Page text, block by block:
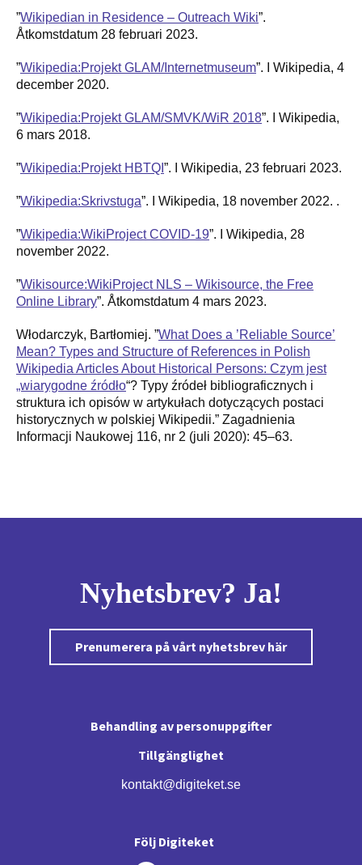
”Wikipedian in Residence – Outreach Wiki”.
Åtkomstdatum 28 februari 2023.
”Wikipedia:Projekt GLAM/Internetmuseum”. I Wikipedia, 4
december 2020.
”Wikipedia:Projekt GLAM/SMVK/WiR 2018”. I Wikipedia,
6 mars 2018.
”Wikipedia:Projekt HBTQI ”. I Wikipedia, 23 februari 2023.
”Wikipedia:Skrivstuga”. I Wikipedia, 18 november 2022. .
”Wikipedia:WikiProject COVID-19”. I Wikipedia, 28
november 2022.
”Wikisource:WikiProject NLS – Wikisource, the Free
Online Library”. Åtkomstdatum 4 mars 2023.
Włodarczyk, Bartłomiej. ”What Does a ’Reliable Source’
Mean? Types and Structure of References in Polish
Wikipedia Articles About Historical Persons: Czym jest
„wiarygodne źródło“? Typy źródeł bibliograficznych i
struktura ich opisów w artykułach dotyczących postaci
historycznych w polskiej Wikipedii.” Zagadnienia
Informacji Naukowej 116, nr 2 (juli 2020): 45–63.
Behandling av personuppgifter
Tillgänglighet
kontakt@digiteket.se
Nyhetsbrev? Ja!
Prenumerera på vårt nyhetsbrev här
Följ Digiteket